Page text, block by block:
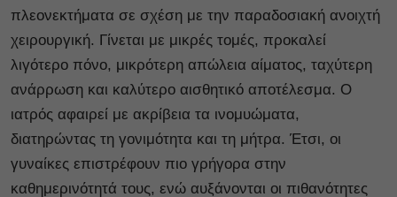
πλεονεκτήματα σε σχέση με την παραδοσιακή ανοιχτή
χειρουργική. Γίνεται με μικρές τομές, προκαλεί
λιγότερο πόνο, μικρότερη απώλεια αίματος, ταχύτερη
ανάρρωση και καλύτερο αισθητικό αποτέλεσμα. Ο
ιατρός αφαιρεί με ακρίβεια τα ινομυώματα,
διατηρώντας τη γονιμότητα και τη μήτρα. Έτσι, οι
γυναίκες επιστρέφουν πιο γρήγορα στην
καθημερινότητά τους, ενώ αυξάνονται οι πιθανότητες